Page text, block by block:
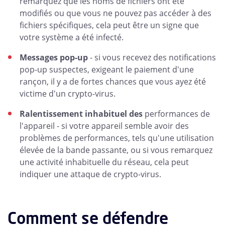
modifiés ou que vous ne pouvez pas accéder à des
fichiers spécifiques, cela peut être un signe que
votre système a été infecté.
Messages pop-up- si vous recevez des notifications
pop-up suspectes, exigeant le paiement d'une
rançon, il y a de fortes chances que vous ayez été
victime d'un crypto-virus.
Ralentissement inhabituel des performances de
l'appareil - si votre appareil semble avoir des
problèmes de performances, tels qu'une utilisation
élevée de la bande passante, ou si vous remarquez
une activité inhabituelle du réseau, cela peut
indiquer une attaque de crypto-virus.
Comment se défendre